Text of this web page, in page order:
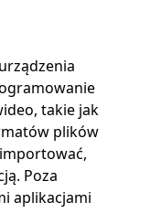
takie jak
plików
Poza
aplikacjami